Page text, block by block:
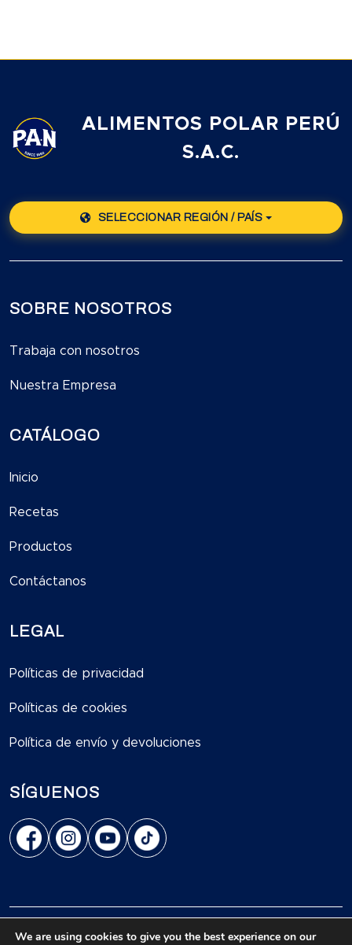
ALIMENTOS POLAR PERÚ
S.A.C.
SELECCIONAR REGIÓN / PAÍS
SOBRE NOSOTROS
Trabaja con nosotros
Nuestra Empresa
CATÁLOGO
Inicio
Recetas
Productos
Contáctanos
LEGAL
Políticas de privacidad
Políticas de cookies
Política de envío y devoluciones
SÍGUENOS
Av. Jose Larco Nro. 1232, Of. 117, Miraflores, Lima.
We are using cookies to give you the best experience on our